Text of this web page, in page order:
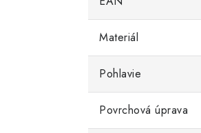
Materiál
Pohlavie
Povrchová úprava